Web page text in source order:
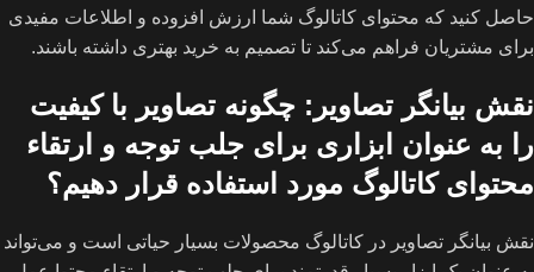
حاصل کنید که محتوای کاتالوگ شما ارزش افزوده و اطلاعات مفیدی
برای مشتریان فراهم می‌کند تا تصمیم به خرید بهتری داشته باشند.
نقش بیانگر تصاویر: چگونه تصاویر با کیفیت
را به عنوان ابزاری برای جلب توجه و ارتقاء
محتوای کاتالوگ مورد استفاده قرار دهیم؟
نقش بیانگر تصاویر در کاتالوگ محصولات بسیار حیاتی است و می‌تواند